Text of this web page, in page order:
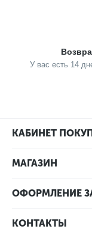
У вас есть 14
КАБИНЕТ
МАГАЗИН
ОФОРМЛЕНИЕ
КОНТАКТЫ